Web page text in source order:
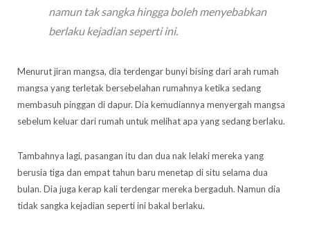
namun tak sangka hingga boleh menyebabkan
berlaku kejadian seperti ini.
Menurut jiran mangsa, dia terdengar bunyi bising dari arah rumah
mangsa yang terletak bersebelahan rumahnya ketika sedang
membasuh pinggan di dapur. Dia kemudiannya menyergah mangsa
sebelum keluar dari rumah untuk melihat apa yang sedang berlaku.
Tambahnya lagi, pasangan itu dan dua nak lelaki mereka yang
berusia tiga dan empat tahun baru menetap di situ selama dua
bulan. Dia juga kerap kali terdengar mereka bergaduh. Namun dia
tidak sangka kejadian seperti ini bakal berlaku.